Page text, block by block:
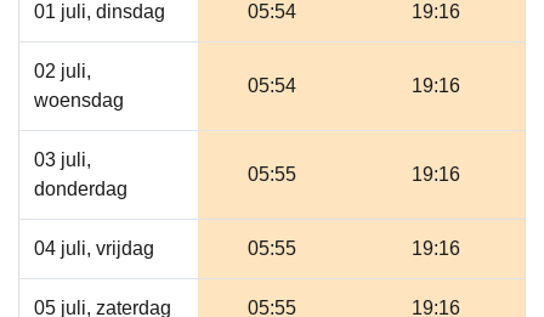
01 juli, dinsdag 05:54 19:16
02 juli,
woensdag
05:54 19:16
03 juli,
donderdag
05:55 19:16
04 juli, vrijdag 05:55 19:16
05 juli, zaterdag 05:55 19:16